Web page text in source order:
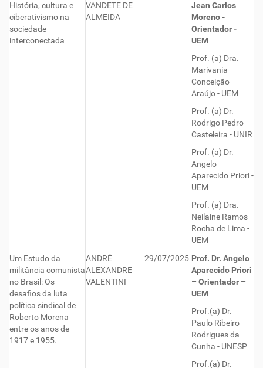
História, cultura e
ciberativismo na
sociedade
interconectada
VANDETE DE
ALMEIDA
Jean Carlos
Moreno -
Orientador -
UEM
Prof. (a) Dra.
Marivania
Conceição
Araújo - UEM
Prof. (a) Dr.
Rodrigo Pedro
Casteleira - UNIR
Prof. (a) Dr.
Angelo
Aparecido Priori -
UEM
Prof. (a) Dra.
Neilaine Ramos
Rocha de Lima -
UEM
Um Estudo da
militância comunista
no Brasil: Os
desafios da luta
política sindical de
Roberto Morena
entre os anos de
1917 e 1955.
ANDRÉ
ALEXANDRE
VALENTINI
29/07/2025 Prof. Dr. Angelo
Aparecido Priori
– Orientador –
UEM
Prof.(a) Dr.
Paulo Ribeiro
Rodrigues da
Cunha - UNESP
Prof.(a) Dr.